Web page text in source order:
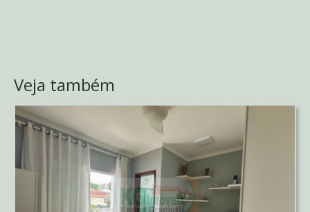
Veja também